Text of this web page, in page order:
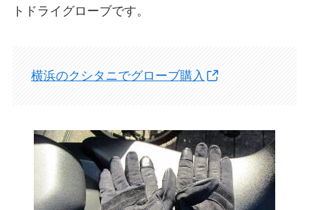
トドライグローブです。
横浜のクシタニでグローブ購入